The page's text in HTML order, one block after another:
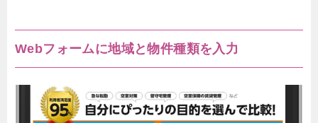
Webフォームに地域と物件種類を入力